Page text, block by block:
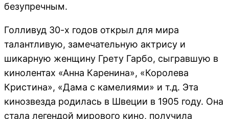
безупречным.
Голливуд 30-х годов открыл для мира
талантливую, замечательную актрису и
шикарную женщину Грету Гарбо, сыгравшую в
кинолентах «Анна Каренина», «Королева
Кристина», «Дама с камелиями» и т.д. Эта
кинозвезда родилась в Швеции в 1905 году. Она
стала легендой мирового кино, получила